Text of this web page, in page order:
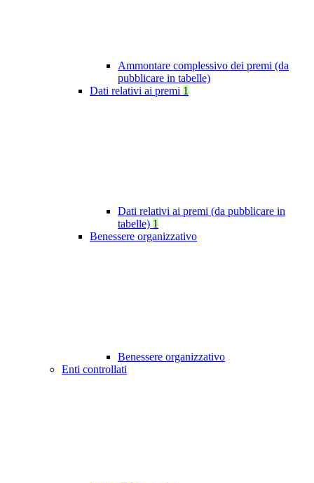
Ammontare complessivo dei premi (da
pubblicare in tabelle)
Dati relativi ai premi 1
Dati relativi ai premi (da pubblicare in
tabelle) 1
Benessere organizzativo
Benessere organizzativo
Enti controllati